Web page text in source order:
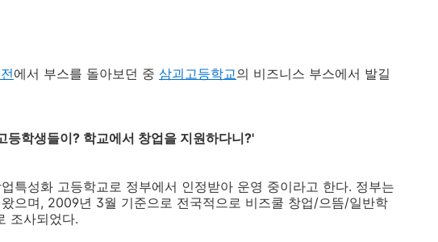
에서 부스를 돌아보던 중 삼괴고등학교의 비즈니스 부스에서 발길
등학생들이? 학교에서 창업을 지원하다니?'
특성화 고등학교로 정부에서 인정받아 운영 중이라고 한다. 정부는
으며, 2009년 3월 기준으로 전국적으로 비즈쿨 창업/으뜸/일반학
조사되었다.